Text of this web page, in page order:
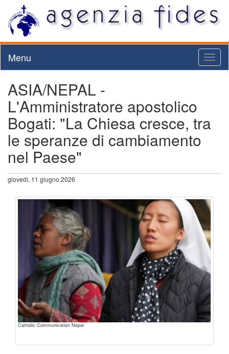
Menu
ASIA/NEPAL -
L'Amministratore apostolico
Bogati: "La Chiesa cresce, tra
le speranze di cambiamento
nel Paese"
giovedì, 11 giugno 2026
Catholic Communication Nepal